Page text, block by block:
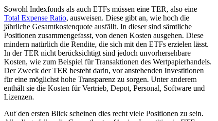
Sowohl Indexfonds als auch ETFs müssen eine TER, also eine
Total Expense Ratio, ausweisen. Diese gibt an, wie hoch die
jährliche Gesamtkostenquote ausfällt. In dieser sind sämtliche
Positionen zusammengefasst, von denen Kosten ausgehen. Diese
mindern natürlich die Rendite, die sich mit den ETFs erzielen lässt.
In der TER nicht berücksichtigt sind jedoch unvorhersehbare
Kosten, wie zum Beispiel für Transaktionen des Wertpapierhandels.
Der Zweck der TER besteht darin, vor anstehenden Investitionen
für eine möglichst hohe Transparenz zu sorgen. Unter anderem
enthält sie die Kosten für Vertrieb, Depot, Personal, Software und
Lizenzen.
Auf den ersten Blick scheinen dies recht viele Positionen zu sein.